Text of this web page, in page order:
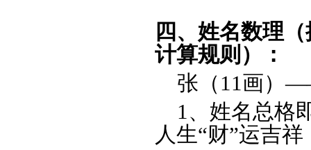
四、姓名数理
计算规则）：
张（11画）
1、姓名总格
人生“财”运吉祥